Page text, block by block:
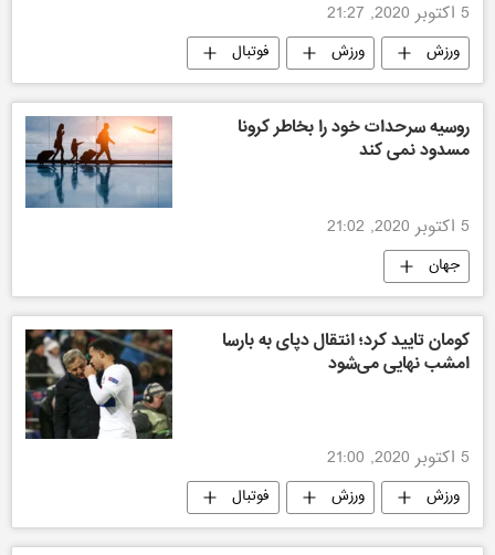
5 اکتوبر 2020, 21:27
ورزش ورزش
فوتبال
ورزش جهان
روسیه سرحدات خود را بخاطر کرونا
مسدود نمی کند
5 اکتوبر 2020, 21:02
جهان
کومان تایید کرد؛ انتقال دپای به بارسا
امشب نهایی می‌شود
5 اکتوبر 2020, 21:00
ورزش ورزش
فوتبال
ورزش جهان